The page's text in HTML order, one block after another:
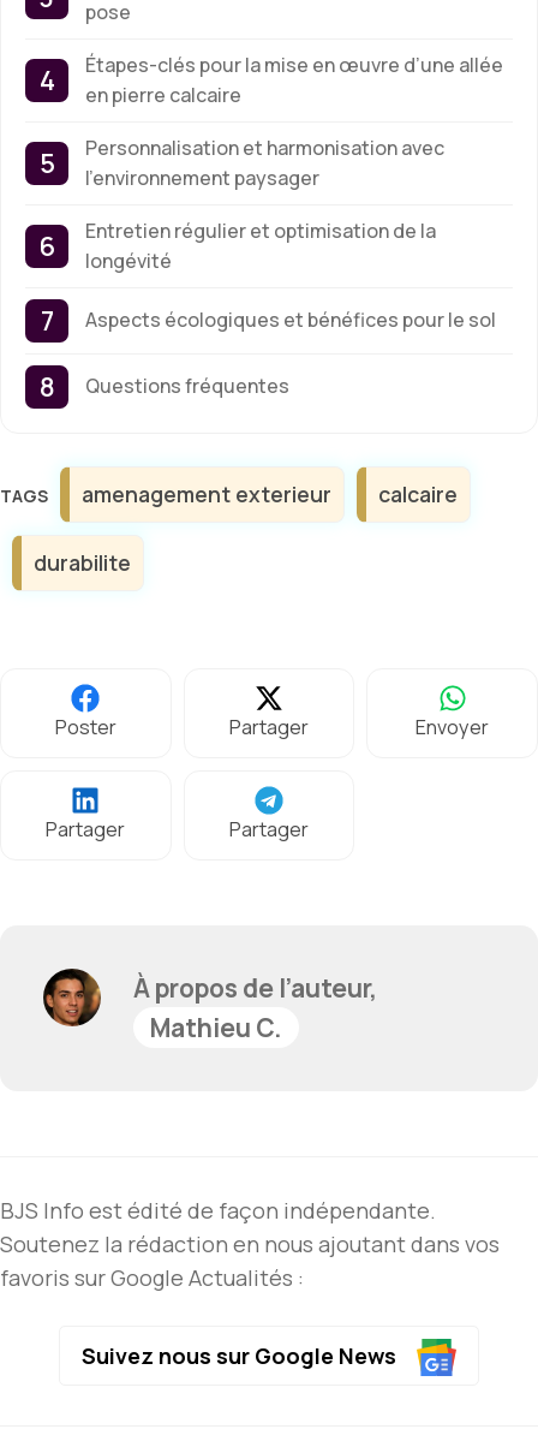
pose
Étapes-clés pour la mise en œuvre d’une allée
en pierre calcaire
Personnalisation et harmonisation avec
l’environnement paysager
Entretien régulier et optimisation de la
longévité
Aspects écologiques et bénéfices pour le sol
Questions fréquentes
Étiquettes
amenagement exterieur calcaire
durabilite
Poster Partager Envoyer
Partager Partager
À propos de l’auteur,
Mathieu C.
BJS Info est édité de façon indépendante.
Soutenez la rédaction en nous ajoutant dans vos
favoris sur Google Actualités :
Suivez nous sur Google News